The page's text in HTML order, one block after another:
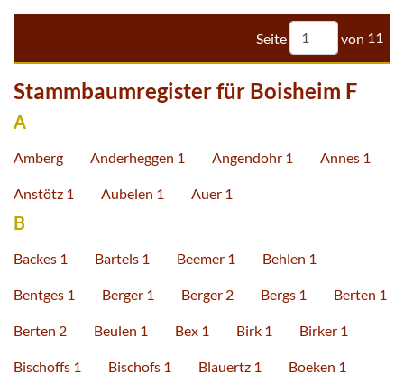
Seite von 11
Stammbaumregister für Boisheim F
A
Amberg Anderheggen 1 Angendohr 1 Annes 1
Anstötz 1 Aubelen 1 Auer 1
B
Backes 1 Bartels 1 Beemer 1 Behlen 1
Bentges 1 Berger 1 Berger 2 Bergs 1 Berten 1
Berten 2 Beulen 1 Bex 1 Birk 1 Birker 1
Bischoffs 1 Bischofs 1 Blauertz 1 Boeken 1